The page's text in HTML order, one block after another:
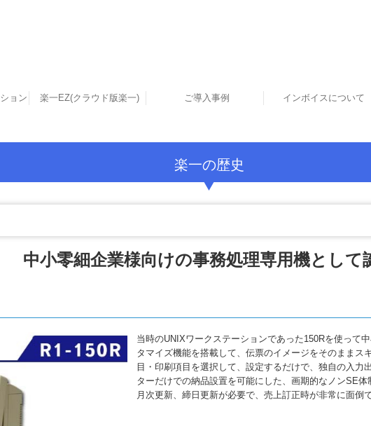
ョン 楽一EZ(クラウド版楽一) ご導入事例 インボイスについて
楽一の歴史
中小零細企業様向けの事務処理専用機として
当時のUNIXワークステーションであった150Rを使って
タマイズ機能を搭載して、伝票のイメージをそのまま
目・印刷項目を選択して、設定するだけで、独自の入
ターだけでの納品設置を可能にした、画期的なノンSE
月次更新、締日更新が必要で、売上訂正時が非常に面倒